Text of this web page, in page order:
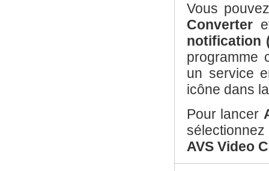
Vous
Converter
notification
programme
un service
icône dans
Pour lancer
sélectionnez
AVS Video